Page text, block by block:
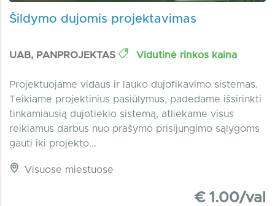
Šildymo dujomis projektavimas
UAB, PANPROJEKTAS Vidutinė rinkos kaina
Projektuojame vidaus ir lauko dujofikavimo sistemas.
Teikiame projektinius pasiūlymus, padedame išsirinkti
tinkamiausią dujotiekio sistemą, atliekame visus
reikiamus darbus nuo prašymo prisijungimo sąlygoms
gauti iki projekto...
Visuose miestuose
€ 1.00/val